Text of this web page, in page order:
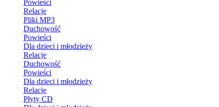
Powieści
Relacje
Pliki MP3
Duchowość
Powieści
Dla dzieci i młodzieży
Relacje
Duchowość
Powieści
Dla dzieci i młodzieży
Relacje
Płyty CD